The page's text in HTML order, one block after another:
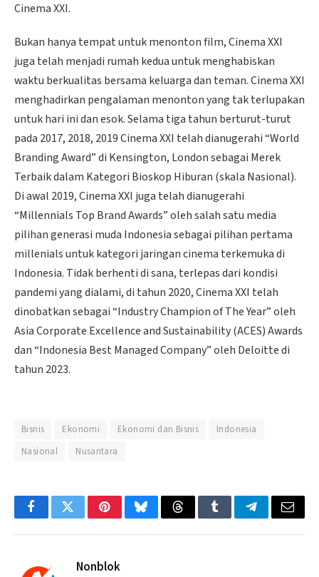
Cinema XXI.
Bukan hanya tempat untuk menonton film, Cinema XXI
juga telah menjadi rumah kedua untuk menghabiskan
waktu berkualitas bersama keluarga dan teman. Cinema XXI
menghadirkan pengalaman menonton yang tak terlupakan
untuk hari ini dan esok. Selama tiga tahun berturut-turut
pada 2017, 2018, 2019 Cinema XXI telah dianugerahi “World
Branding Award” di Kensington, London sebagai Merek
Terbaik dalam Kategori Bioskop Hiburan (skala Nasional).
Di awal 2019, Cinema XXI juga telah dianugerahi
“Millennials Top Brand Awards” oleh salah satu media
pilihan generasi muda Indonesia sebagai pilihan pertama
millenials untuk kategori jaringan cinema terkemuka di
Indonesia. Tidak berhenti di sana, terlepas dari kondisi
pandemi yang dialami, di tahun 2020, Cinema XXI telah
dinobatkan sebagai “Industry Champion of The Year” oleh
Asia Corporate Excellence and Sustainability (ACES) Awards
dan “Indonesia Best Managed Company” oleh Deloitte di
tahun 2023.
Bisnis Ekonomi Ekonomi dan Bisnis
Indonesia
Nasional
Nusantara
FacebookTwitterPinterestBlueskyThreadsTumblrTelegramEmail
Nonblok